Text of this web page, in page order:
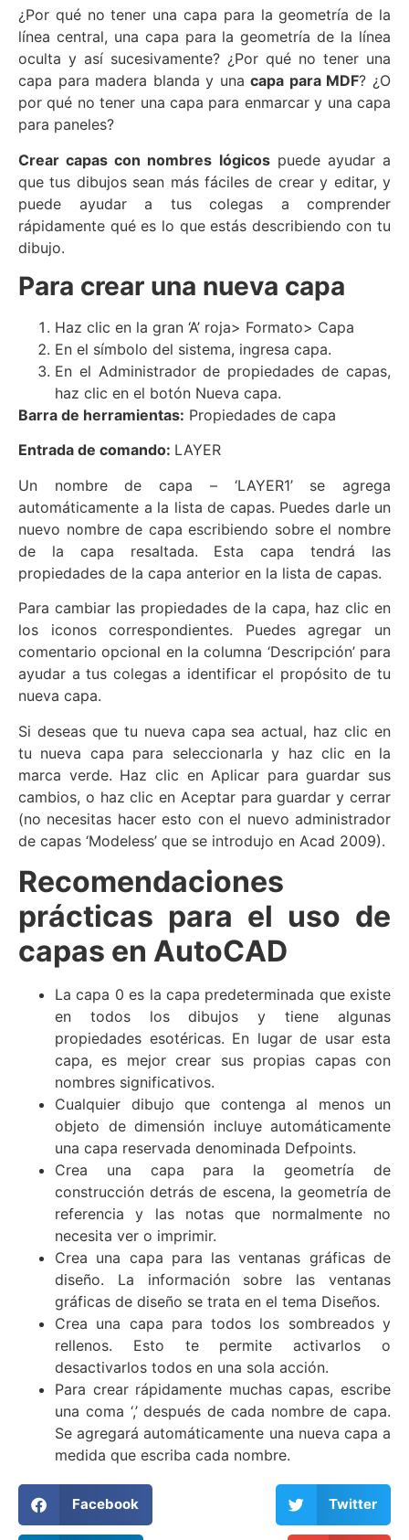
¿Por qué no tener una capa para la geometría de la
línea central, una capa para la geometría de la línea
oculta y así sucesivamente? ¿Por qué no tener una
capa para madera blanda y unacapa para MDF? ¿O
por qué no tener una capa para enmarcar y una capa
para paneles?
Crear capas con nombres lógicospuede ayudar a
que tus dibujos sean más fáciles de crear y editar, y
puede ayudar a tus colegas a comprender
rápidamente qué es lo que estás describiendo con tu
dibujo.
Para crear una nueva capa
Haz clic en la gran ‘A’ roja> Formato> Capa
En el símbolo del sistema, ingresa capa.
En el Administrador de propiedades de capas,
haz clic en el botón Nueva capa.
Barra de herramientas: Propiedades de capa
Entrada de comando: LAYER
Un nombre de capa – ‘LAYER1’ se agrega
automáticamente a la lista de capas. Puedes darle un
nuevo nombre de capa escribiendo sobre el nombre
de la capa resaltada. Esta capa tendrá las
propiedades de la capa anterior en la lista de capas.
Para cambiar las propiedades de la capa, haz clic en
los iconos correspondientes. Puedes agregar un
comentario opcional en la columna ‘Descripción’ para
ayudar a tus colegas a identificar el propósito de tu
nueva capa.
Si deseas que tu nueva capa sea actual, haz clic en
tu nueva capa para seleccionarla y haz clic en la
marca verde. Haz clic en Aplicar para guardar sus
cambios, o haz clic en Aceptar para guardar y cerrar
(no necesitas hacer esto con el nuevo administrador
de capas ‘Modeless’ que se introdujo en Acad 2009).
Recomendaciones
prácticas para el uso de
capas en AutoCAD
La capa 0 es la capa predeterminada que existe
en todos los dibujos y tiene algunas
propiedades esotéricas. En lugar de usar esta
capa, es mejor crear sus propias capas con
nombres significativos.
Cualquier dibujo que contenga al menos un
objeto de dimensión incluye automáticamente
una capa reservada denominada Defpoints.
Crea una capa para la geometría de
construcción detrás de escena, la geometría de
referencia y las notas que normalmente no
necesita ver o imprimir.
Crea una capa para las ventanas gráficas de
diseño. La información sobre las ventanas
gráficas de diseño se trata en el tema Diseños.
Crea una capa para todos los sombreados y
rellenos. Esto te permite activarlos o
desactivarlos todos en una sola acción.
Para crear rápidamente muchas capas, escribe
una coma ‘,’ después de cada nombre de capa.
Se agregará automáticamente una nueva capa a
medida que escriba cada nombre.
Facebook Twitter